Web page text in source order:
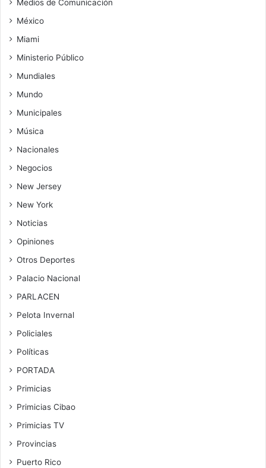
Medios de Comunicación
México
Miami
Ministerio Público
Mundiales
Mundo
Municipales
Música
Nacionales
Negocios
New Jersey
New York
Noticias
Opiniones
Otros Deportes
Palacio Nacional
PARLACEN
Pelota Invernal
Policiales
Políticas
PORTADA
Primicias
Primicias Cibao
Primicias TV
Provincias
Puerto Rico